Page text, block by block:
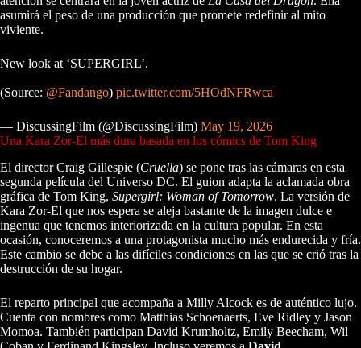
asumirá el peso de una producción que promete redefinir al mito
viviente.
New look at ‘SUPERGIRL’.
(Source: @Fandango) pic.twitter.com/5HOdNFRwca
— DiscussingFilm (@DiscussingFilm) May 19, 2026
Una Kara Zor-El más dura basada en los cómics de Tom King
El director Craig Gillespie (Cruella) se pone tras las cámaras en esta
segunda película del Universo DC. El guion adapta la aclamada obra
gráfica de Tom King, Supergirl: Woman of Tomorrow. La versión de
Kara Zor-El que nos espera se aleja bastante de la imagen dulce e
ingenua que tenemos interiorizada en la cultura popular. En esta
ocasión, conoceremos a una protagonista mucho más endurecida y fría.
Este cambio se debe a las difíciles condiciones en las que se crió tras la
destrucción de su hogar.
El reparto principal que acompaña a Milly Alcock es de auténtico lujo.
Cuenta con nombres como Matthias Schoenaerts, Eve Ridley y Jason
Momoa. También participan David Krumholtz, Emily Beecham, Wil